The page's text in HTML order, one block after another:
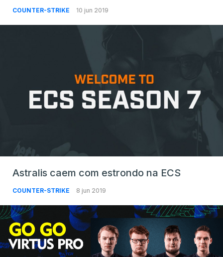
COUNTER-STRIKE 10 jun 2019
Astralis caem com estrondo na ECS
COUNTER-STRIKE 8 jun 2019